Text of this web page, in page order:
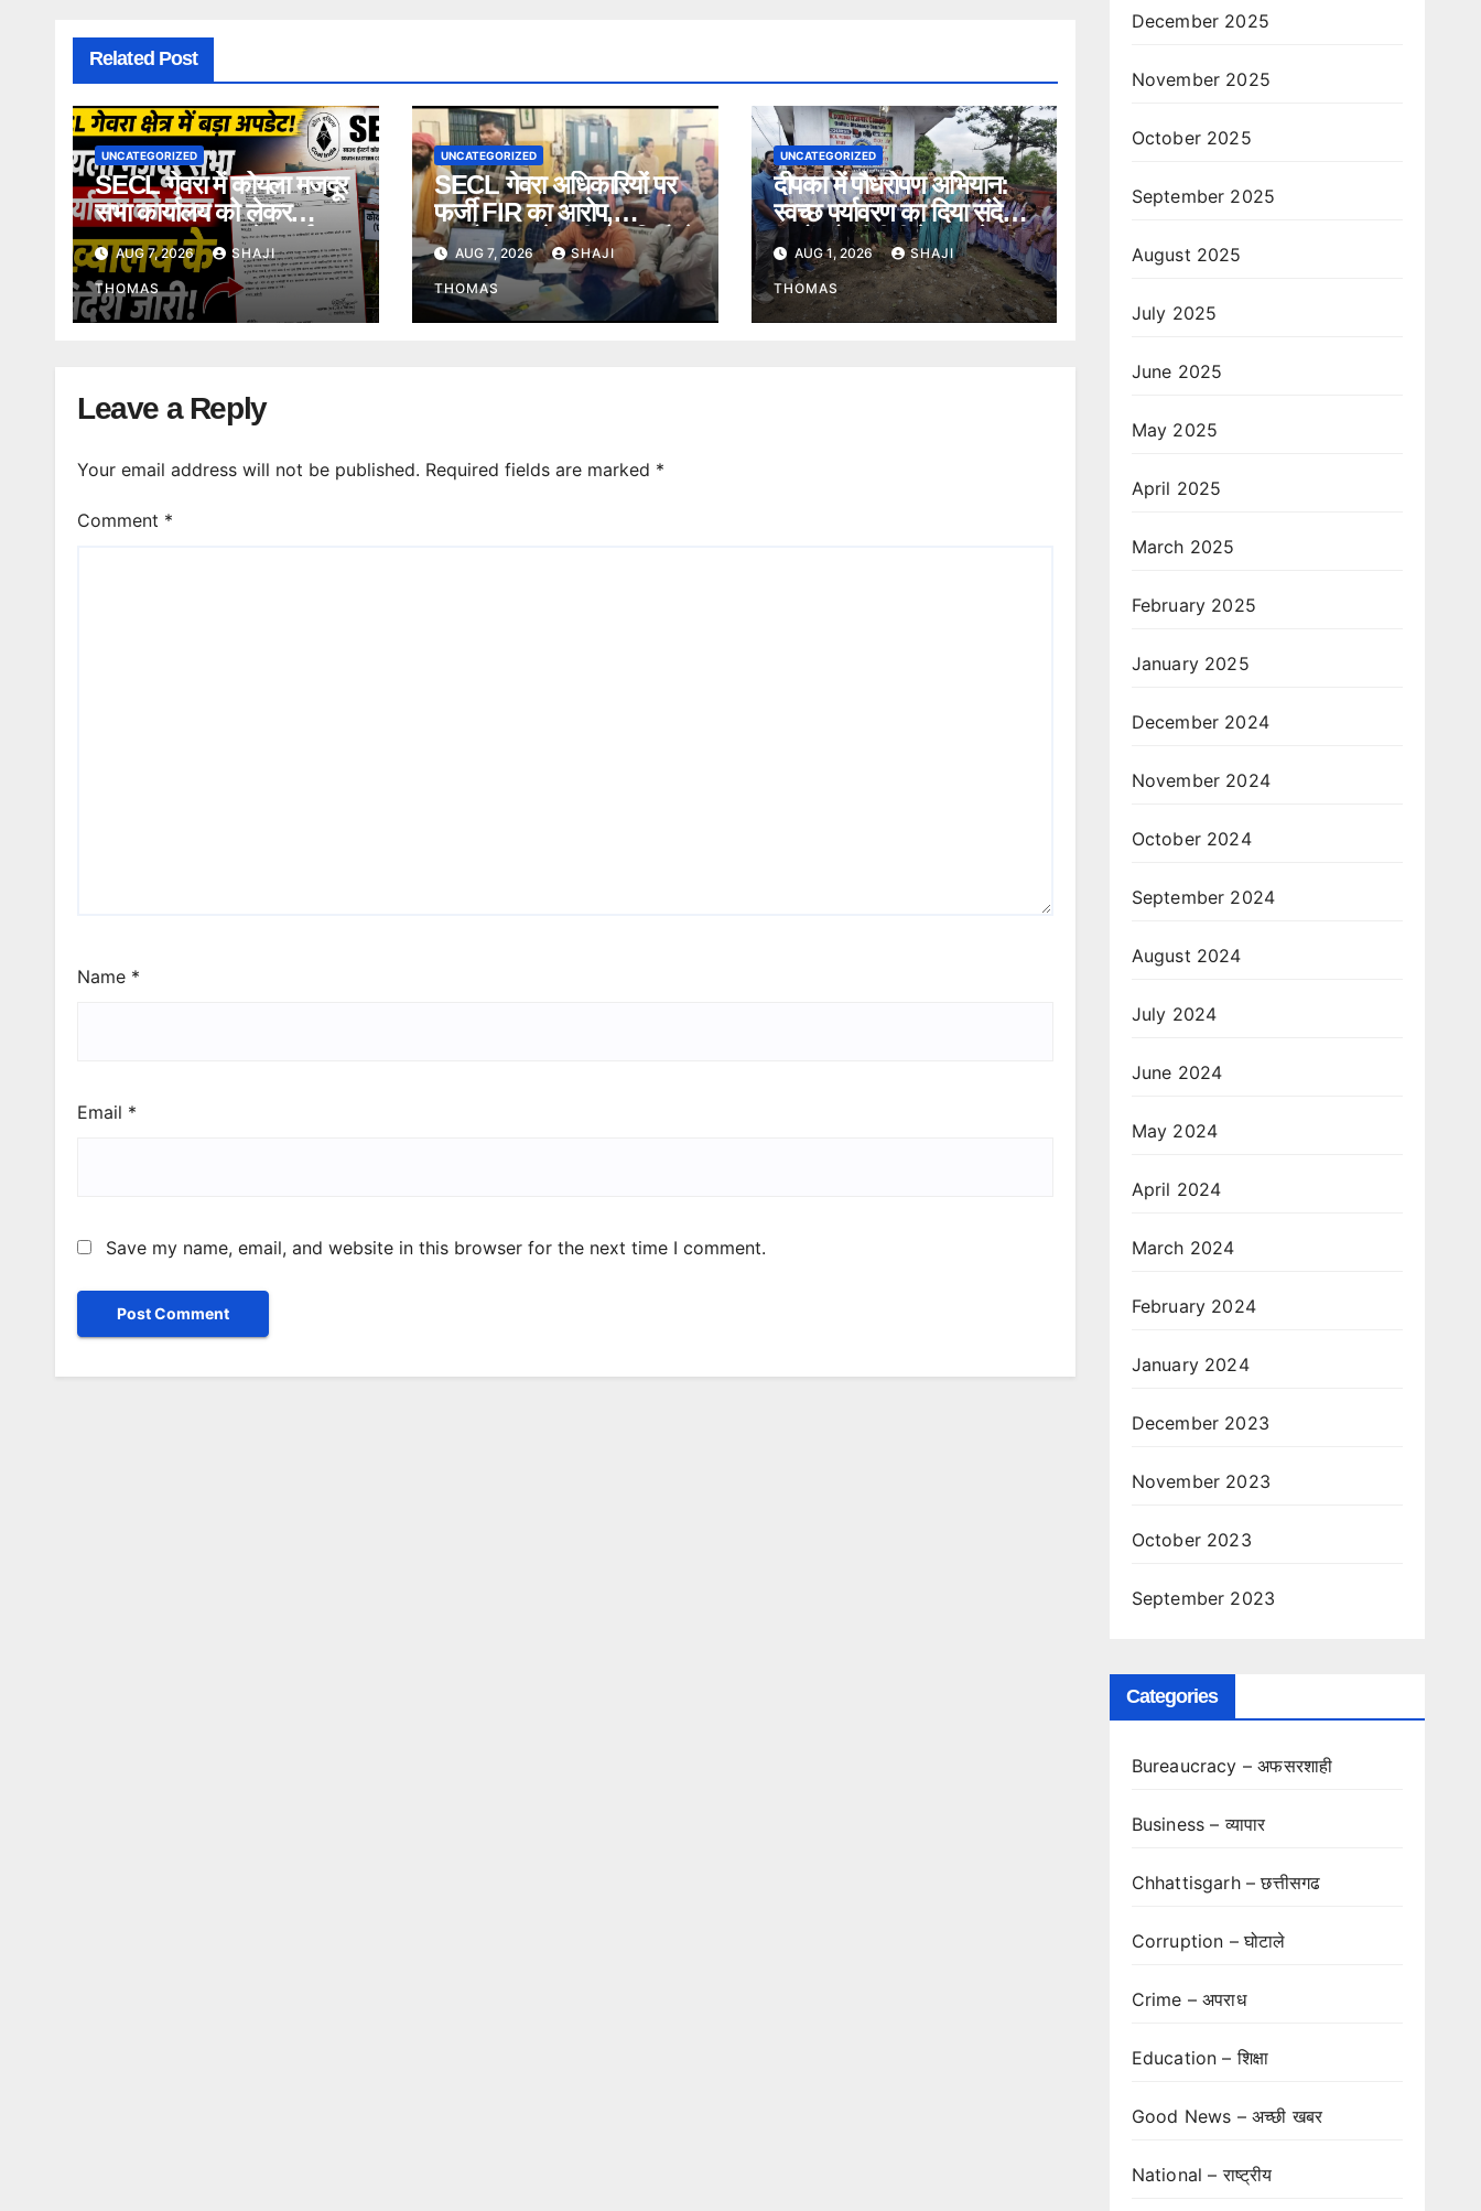
Related Post
UNCATEGORIZED
SECL गेवरा में कोयला मजदूर
सभा कार्यालय को लेकर
हलचल, मुख्यालय से कार्यालय
सौंपने के निर्देश।
AUG 7, 2026 SHAJI
THOMAS
UNCATEGORIZED
SECL गेवरा अधिकारियों पर
फर्जी FIR का आरोप,
उमागोपाल समेत तीन साथियों ने
दी गिरफ्तारी।
AUG 7, 2026 SHAJI
THOMAS
UNCATEGORIZED
दीपका में पौधरोपण अभियान:
स्वच्छ पर्यावरण का दिया संदेश,
बच्चों को डीबीटी के फायदे भी
बताए।
AUG 1, 2026 SHAJI
THOMAS
Leave a Reply
Your email address will not be published. Required fields are marked *
Comment *
Name *
Email *
Save my name, email, and website in this browser for the next time I comment.
December 2025
November 2025
October 2025
September 2025
August 2025
July 2025
June 2025
May 2025
April 2025
March 2025
February 2025
January 2025
December 2024
November 2024
October 2024
September 2024
August 2024
July 2024
June 2024
May 2024
April 2024
March 2024
February 2024
January 2024
December 2023
November 2023
October 2023
September 2023
Categories
Bureaucracy – अफसरशाही
Business – व्यापार
Chhattisgarh – छत्तीसगढ
Corruption – घोटाले
Crime – अपराध
Education – शिक्षा
Good News – अच्छी खबर
National – राष्ट्रीय